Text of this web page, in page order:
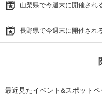
山梨県で今週末に開催され
長野県で今週末に開催され
最近見たイベント&スポットペ